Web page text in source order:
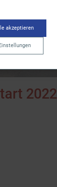
2022
akzeptieren